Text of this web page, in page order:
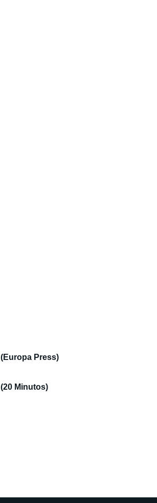
(Europa Press)
(20 Minutos)